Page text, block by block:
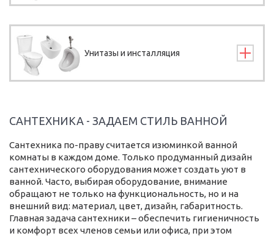
Унитазы и инсталляция
САНТЕХНИКА - ЗАДАЕМ СТИЛЬ ВАННОЙ
Сантехника по-праву считается изюминкой ванной
комнаты в каждом доме. Только продуманный дизайн
сантехнического оборудования может создать уют в
ванной. Часто, выбирая оборудование, внимание
обращают не только на функциональность, но и на
внешний вид: материал, цвет, дизайн, габаритность.
Главная задача сантехники – обеспечить гигиеничность
и комфорт всех членов семьи или офиса, при этом